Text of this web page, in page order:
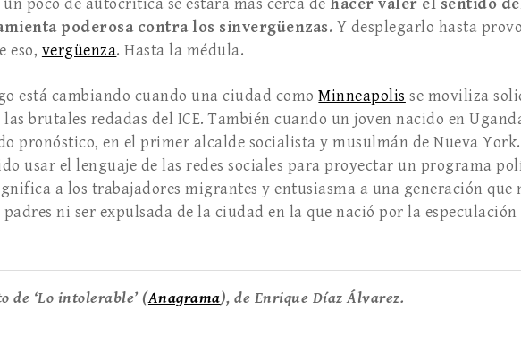
poco de autocrítica se estará más cerca de hacer valer el sentido
poderosa contra los sinvergüenzas. Y desplegarlo hasta
eso, vergüenza. Hasta la médula.
está cambiando cuan­do una ciudad comoMinneapolis se moviliza
brutales redadas del ICE. También cuando un joven nacido en
pronóstico, en el primer alcalde socialista y musulmán de Nueva York.
usar el lenguaje de las redes sociales para proyectar un programa
a los trabajadores mi­grantes y entusiasma a una generación que
ni ser expulsada de la ciudad en la que nació por la especulación
de ‘Lo intolerable’ (Anagrama), de Enrique Díaz Álvarez.